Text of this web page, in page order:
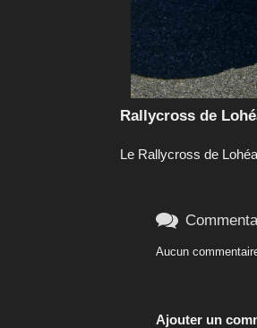
Rallycross de
Le Rallycross de

Aucun
Ajouter un